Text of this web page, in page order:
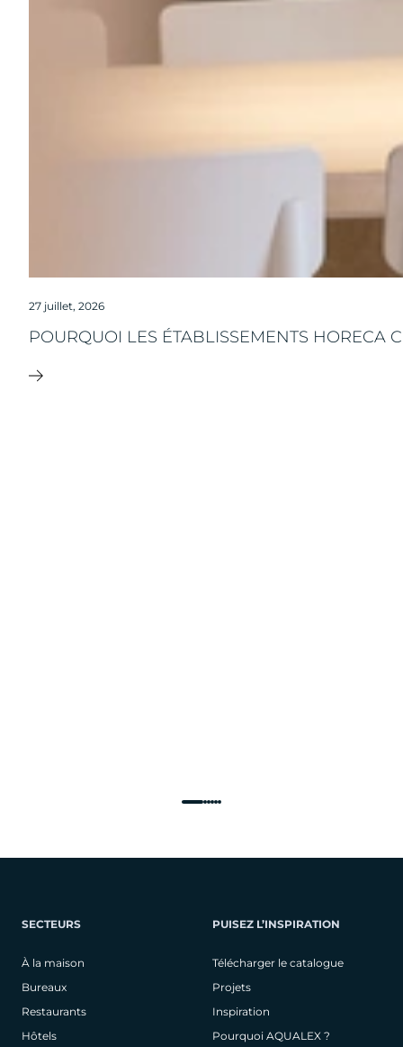
27 juillet, 2026
POURQUOI LES ÉTABLISSEMENTS HORECA
SECTEURS
À la maison
Bureaux
Restaurants
Hôtels
PUISEZ L’INSPIRATION
Télécharger le catalogue
Projets
Inspiration
Pourquoi AQUALEX ?